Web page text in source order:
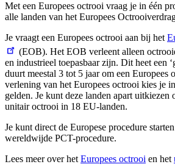
Met een Europees octrooi vraag je in één
alle landen van het Europees
Je vraagt een Europees octrooi aan bij het
(EOB). Het EOB verleent alleen
en industrieel toepasbaar zijn. Dit heet een
duurt meestal 3 tot 5 jaar om een Europees
verlening van het Europees octrooi kies je
gelden. Je kunt deze landen apart uitkiezen
unitair octrooi in 18 EU-landen.
Je kunt direct de Europese procedure
wereldwijde PCT-procedure.
Lees meer over het Europees octrooi en het